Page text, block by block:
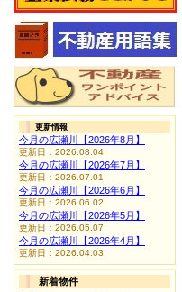
更新情報
今月の広瀬川【2026年8月】
更新日：2026.08.04
今月の広瀬川【2026年7月】
更新日：2026.07.01
今月の広瀬川【2026年6月】
更新日：2026.06.02
今月の広瀬川【2026年5月】
更新日：2026.05.07
今月の広瀬川【2026年4月】
更新日：2026.04.03
新着物件